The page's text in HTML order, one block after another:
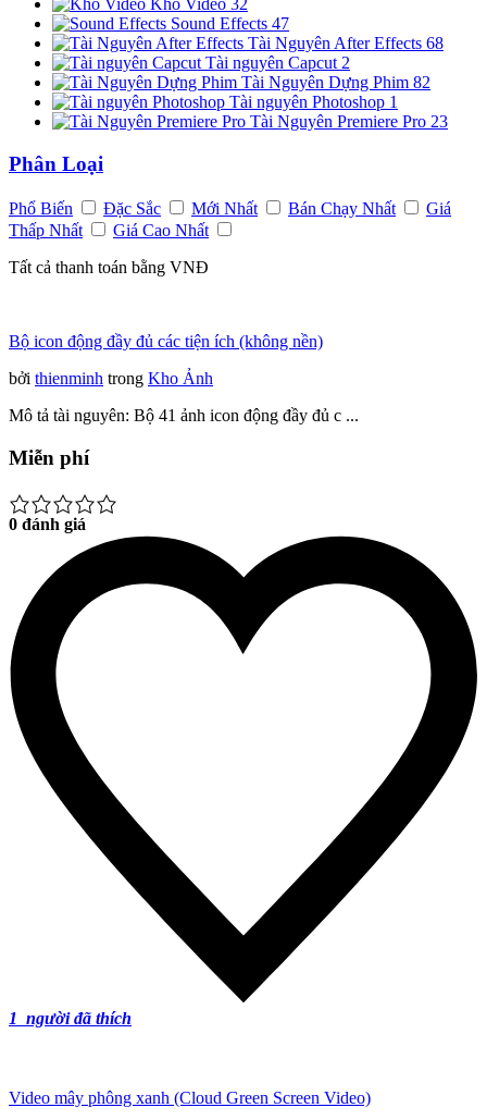
Kho Video 32
Sound Effects 47
Tài Nguyên After Effects 68
Tài nguyên Capcut 2
Tài Nguyên Dựng Phim 82
Tài nguyên Photoshop 1
Tài Nguyên Premiere Pro 23
Phân Loại
Phổ Biến Đặc Sắc Mới Nhất Bán Chạy Nhất
Giá
Thấp Nhất
Giá Cao Nhất
Tất cả thanh toán bằng VNĐ
Bộ icon động đầy đủ các tiện ích (không nền)
bởi thienminh trong Kho Ảnh
Mô tả tài nguyên: Bộ 41 ảnh icon động đầy đủ c ...
Miễn phí
0 đánh giá
1 người đã thích
Video mây phông xanh (Cloud Green Screen Video)